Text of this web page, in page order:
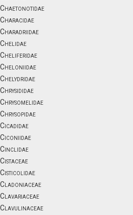
Chaetonotidae
Characidae
Charadriidae
Chelidae
Cheliferidae
Cheloniidae
Chelydridae
Chrysididae
Chrysomelidae
Chrysopidae
Cicadidae
Ciconiidae
Cinclidae
Cistaceae
Cisticolidae
Cladoniaceae
Clavariaceae
Clavulinaceae